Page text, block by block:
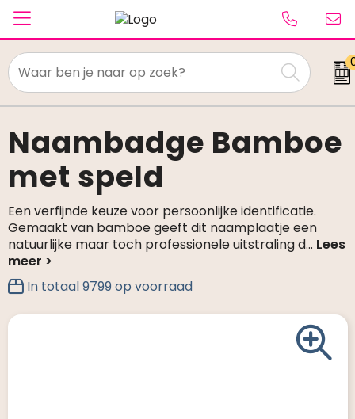
Textiel
Paraplu's
Caps & Beanies
Tassen
Drinkwaren
Elektronica & gadgets
Naambadge Bamboe
met speld
Een verfijnde keuze voor persoonlijke identificatie.
Gemaakt van bamboe geeft dit naamplaatje een
natuurlijke maar toch professionele uitstraling d...
In totaal9799 op voorraad